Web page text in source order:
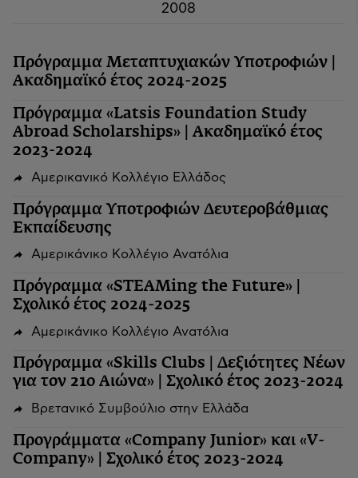
2008
Πρόγραμμα Μεταπτυχιακών Υποτροφιών |
Ακαδημαϊκό έτος 2024-2025
Πρόγραμμα «Latsis Foundation Study
Abroad Scholarships» | Ακαδημαϊκό έτος
2023-2024
Αμερικανικό Κολλέγιο Ελλάδος
Πρόγραμμα Υποτροφιών Δευτεροβάθμιας
Εκπαίδευσης
Αμερικάνικο Κολλέγιο Ανατόλια
Πρόγραμμα «STEAMing the Future» |
Σχολικό έτος 2024-2025
Αμερικάνικο Κολλέγιο Ανατόλια
Πρόγραμμα «Skills Clubs | Δεξιότητες Νέων
για τον 21ο Αιώνα» | Σχολικό έτος 2023-2024
Βρετανικό Συμβούλιο στην Ελλάδα
Προγράμματα «Company Junior» και «V-
Company» | Σχολικό έτος 2023-2024